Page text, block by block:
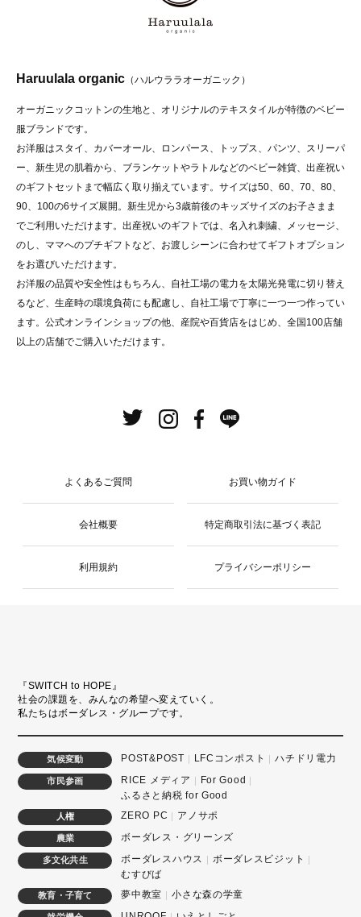
Haruulala organic （ハルウララオーガニック）
オーガニックコットンの生地と、オリジナルのテキスタイルが特徴のベビー
服ブランドです。
お洋服はスタイ、カバーオール、ロンパース、トップス、パンツ、スリーパ
ー、新生児の肌着から、ブランケットやラトルなどのベビー雑貨、出産祝い
のギフトセットまで幅広く取り揃えています。サイズは50、60、70、80、
90、100の6サイズ展開。新生児から3歳前後のキッズサイズのお子さまま
でご利用いただけます。出産祝いのギフトでは、名入れ刺繍、メッセージ、
のし、ママへのプチギフトなど、お渡しシーンに合わせてギフトオプション
をお選びいただけます。
お洋服の品質や安全性はもちろん、自社工場の電力を太陽光発電に切り替え
るなど、生産時の環境負荷にも配慮し、自社工場で丁寧に一つ一つ作ってい
ます。公式オンラインショップの他、産院や百貨店をはじめ、全国100店舗
以上の店舗でご購入いただけます。
よくあるご質問 お買い物ガイド
会社概要 特定商取引法に基づく表記
利用規約 プライバシーポリシー
『SWITCH to HOPE』
社会の課題を、みんなの希望へ変えていく。
私たちはボーダレス・グループです。
気候変動 POST&POST LFCコンポスト ハチドリ電力
市民参画 RICE メディア
For Good
ふるさと納税 for Good
人権 ZERO PC アノサポ
農業 ボーダレス・グリーンズ
多文化共生 ボーダレスハウス
ボーダレスビジット
むすびば
教育・子育て 夢中教室 小さな森の学童